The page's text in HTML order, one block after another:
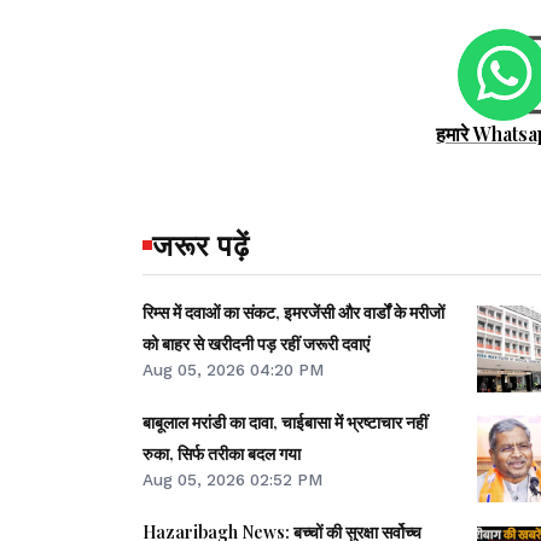
हमारे
जरूर पढ़ें
रिम्स में दवाओं का संकट, इमरजेंसी और वार्डों के मरीजों
को बाहर से खरीदनी पड़ रहीं जरूरी दवाएं
Aug 05, 2026 04:20 PM
बाबूलाल मरांडी का दावा, चाईबासा में भ्रष्टाचार नहीं
रुका, सिर्फ तरीका बदल गया
Aug 05, 2026 02:52 PM
Hazaribagh News: बच्चों की सुरक्षा सर्वोच्च